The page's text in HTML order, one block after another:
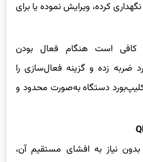
کافی است هنگام فعال بودن
ضربه زده و گزینه فعال‌سازی را
دستگاه به‌صورت محدود و
نیاز به افشای مستقیم آن،
اندروید امکان ایجاد و نمایش کد QR را فراهم کرده است. این روش